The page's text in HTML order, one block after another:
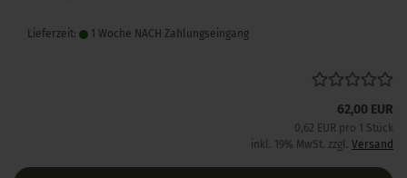
Lieferzeit: 1 Woche NACH Zahlungseingang
62,00 EUR
0,62 EUR pro 1 Stück
inkl. 19% MwSt. zzgl. Versand